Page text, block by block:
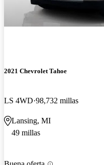
2021 Chevrolet Tahoe
LS 4WD 98,732 millas
Lansing, MI
49 millas